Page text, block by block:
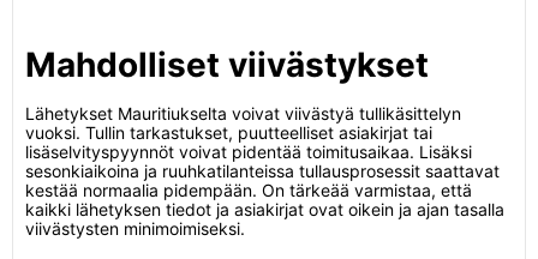
Mahdolliset viivästykset
Lähetykset Mauritiukselta voivat viivästyä tullikäsittelyn
vuoksi. Tullin tarkastukset, puutteelliset asiakirjat tai
lisäselvityspyynnöt voivat pidentää toimitusaikaa. Lisäksi
sesonkiaikoina ja ruuhkatilanteissa tullausprosessit saattavat
kestää normaalia pidempään. On tärkeää varmistaa, että
kaikki lähetyksen tiedot ja asiakirjat ovat oikein ja ajan tasalla
viivästysten minimoimiseksi.